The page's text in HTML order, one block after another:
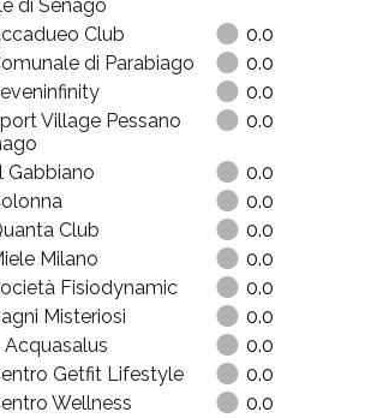
di Senago
Club
0.0
di Parabiago
0.0
0.0
Village Pessano
0.0
Gabbiano
0.0
0.0
Club
0.0
Milano
0.0
Fisiodynamic
0.0
Misteriosi
0.0
Acquasalus
0.0
Getfit Lifestyle
0.0
Wellness
0.0